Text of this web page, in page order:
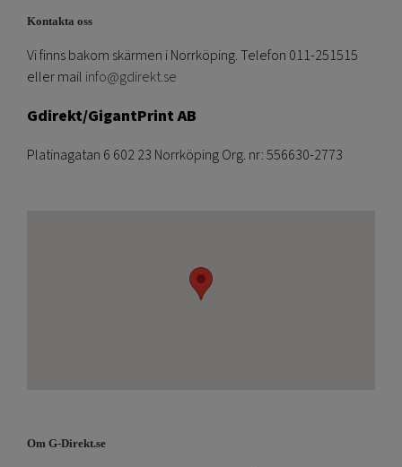
Kontakta oss
Vi finns bakom skärmen i Norrköping. Telefon 011-251515
eller mail info@gdirekt.se
Gdirekt/GigantPrint AB
Platinagatan 6 602 23 Norrköping Org. nr: 556630-2773
Om G-Direkt.se